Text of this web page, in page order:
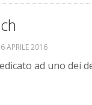
APRILE 2016
ad uno dei